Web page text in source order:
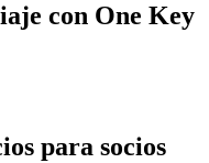
con One Key
para socios